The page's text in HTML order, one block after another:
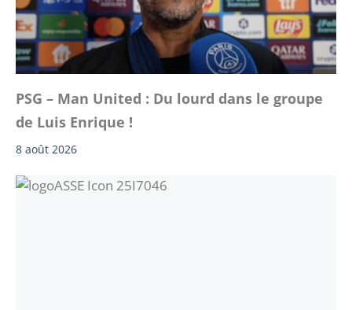
PSG – Man United : Du lourd dans le groupe
de Luis Enrique !
8 août 2026